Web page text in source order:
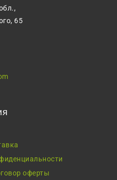
65
оферты